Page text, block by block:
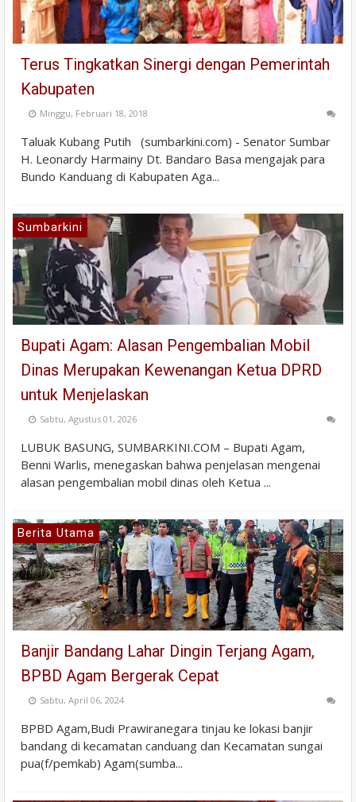
Terus Tingkatkan Sinergi dengan Pemerintah
Kabupaten
Minggu, Februari 18, 2018
Taluak Kubang Putih (sumbarkini.com) - Senator Sumbar
H. Leonardy Harmainy Dt. Bandaro Basa mengajak para
Bundo Kanduang di Kabupaten Aga...
Sumbarkini
Bupati Agam: Alasan Pengembalian Mobil
Dinas Merupakan Kewenangan Ketua DPRD
untuk Menjelaskan
Sabtu, Agustus 01, 2026
LUBUK BASUNG, SUMBARKINI.COM – Bupati Agam,
Benni Warlis, menegaskan bahwa penjelasan mengenai
alasan pengembalian mobil dinas oleh Ketua ...
Berita Utama
Banjir Bandang Lahar Dingin Terjang Agam,
BPBD Agam Bergerak Cepat
Sabtu, April 06, 2024
BPBD Agam,Budi Prawiranegara tinjau ke lokasi banjir
bandang di kecamatan canduang dan Kecamatan sungai
pua(f/pemkab) Agam(sumba...